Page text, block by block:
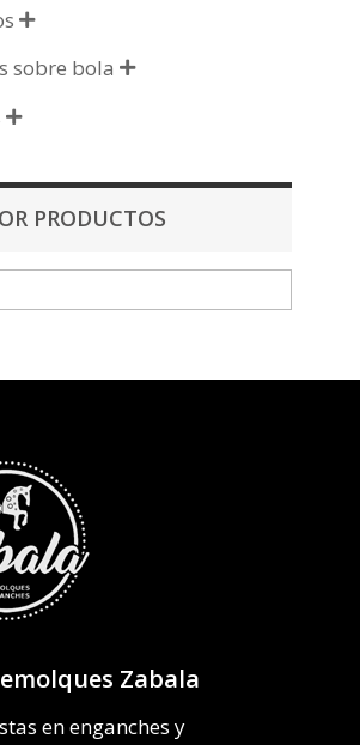

sobre bola 

PRODUCTOS
Zabala
en enganches y